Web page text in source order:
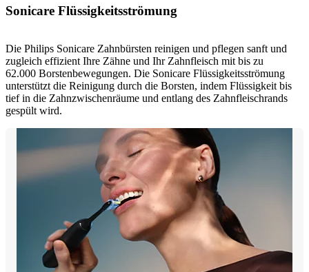
Sonicare Flüssigkeitsströmung
Die Philips Sonicare Zahnbürsten reinigen und pflegen sanft und
zugleich effizient Ihre Zähne und Ihr Zahnfleisch mit bis zu
62.000 Borstenbewegungen. Die Sonicare Flüssigkeitsströmung
unterstützt die Reinigung durch die Borsten, indem Flüssigkeit bis
tief in die Zahnzwischenräume und entlang des Zahnfleischrands
gespült wird.